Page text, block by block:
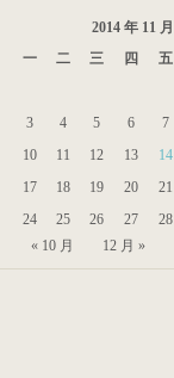
2014 年 11 月
一
二 三 四 五
3
4 5 6 7
10
11 12 13 14
17
18 19 20 21
24
25 26 27 28
« 10 月
12 月 »